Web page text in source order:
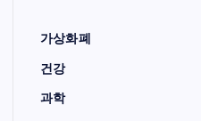
가상화폐
건강
과학